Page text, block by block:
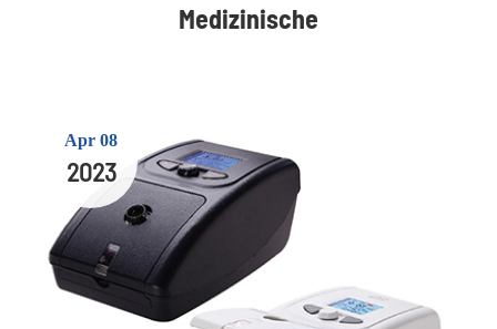
Medizinische
Apr 08
2023